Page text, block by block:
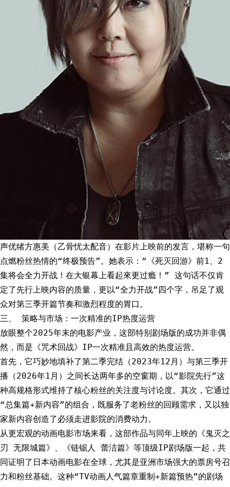
声优绪方惠美（乙骨忧太配音）在影片上映前的发言，堪称一句
点燃粉丝热情的“终极预告”。她表示：“《死灭回游》前1、2
集将会全力开战！在大银幕上看起來更过瘾！” 这句话不仅肯
定了先行上映内容的质量，更以“全力开战”四个字，吊足了观
众对第三季开篇节奏和激烈程度的胃口。
三、 策略与市场：一次精准的IP热度运营
放眼整个2025年末的电影产业，这部特别剧场版的成功并非偶
然，而是《咒术回战》IP一次精准且高效的热度运营。
首先，它巧妙地填补了第二季完结（2023年12月）与第三季开
播（2026年1月）之间长达两年多的空窗期，以“影院先行”这
种高规格形式维持了核心粉丝的关注度与讨论度。其次，它通过
“总集篇+新内容”的组合，既服务了老粉丝的回顾需求，又以独
家新内容创造了必须走进影院的消费动力。
从更宏观的动画电影市场来看，这部作品与同年上映的《鬼灭之
刃 无限城篇》、《链锯人 蕾洁篇》等顶级IP剧场版一起，共
同证明了日本动画电影在全球，尤其是亚洲市场强大的票房号召
力和粉丝基础。这种“TV动画人气篇章重制+新篇预热”的剧场